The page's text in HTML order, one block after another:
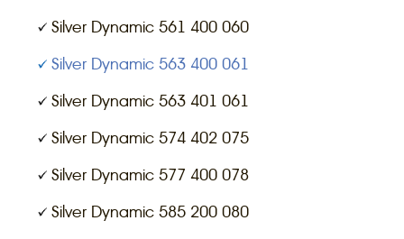
Silver Dynamic 561 400 060
Silver Dynamic 563 400 061
Silver Dynamic 563 401 061
Silver Dynamic 574 402 075
Silver Dynamic 577 400 078
Silver Dynamic 585 200 080